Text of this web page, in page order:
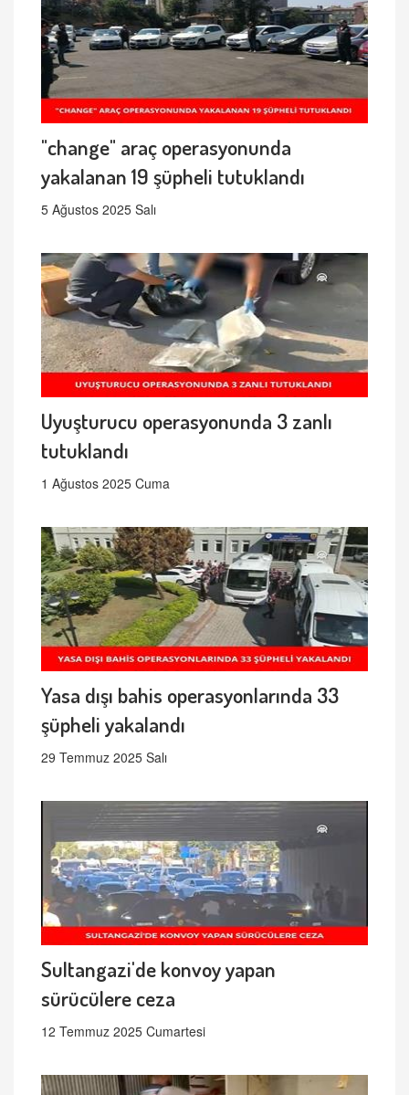
"change" araç operasyonunda
yakalanan 19 şüpheli tutuklandı
5 Ağustos 2025 Salı
Uyuşturucu operasyonunda 3 zanlı
tutuklandı
1 Ağustos 2025 Cuma
Yasa dışı bahis operasyonlarında 33
şüpheli yakalandı
29 Temmuz 2025 Salı
Sultangazi'de konvoy yapan
sürücülere ceza
12 Temmuz 2025 Cumartesi